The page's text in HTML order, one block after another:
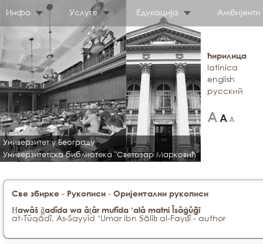
Инфо Услуге Едукација Амбијенти
Универзитет у Београду
Универзитетска библиотека "Светозар Марковић"
ћирилица
latinica
english
русский
Све збирке - Рукописи - Оријентални рукописи
Ḥawāš ǧadīda wa āṯār mufīda ‘alā matni Īsāġūğî
at-Tūqādî, As-Sayyid ‘Umar ibn Ṣāliḥ al-Fayḍî - author